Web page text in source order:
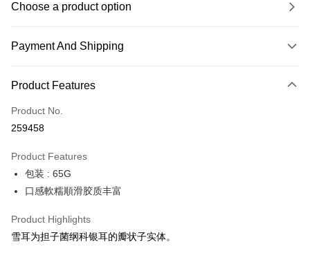
Choose a product option
Payment And Shipping
Credit Card
Online Banking
More info
Leong Bank, Bank Islam, AmBank, BSN Bank.
Touch 'n Go
Shipping Method
Product Features
Product No.
259458
Product Features
包装 : 65G
口感軟糯順滑胶质丰富
Product Highlights
雪耳为担子菌纲科银耳的瓣状子实体。